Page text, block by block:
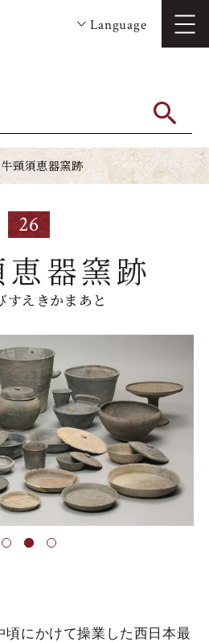
Language
牛頸須恵器窯跡
26
器窯跡
すえきかまあと
頃にかけて操業した西日本最